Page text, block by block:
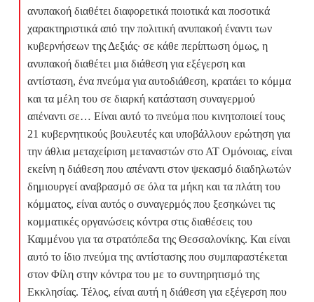
ανυπακοή διαθέτει διαφορετικά ποιοτικά και ποσοτικά
χαρακτηριστικά από την πολιτική ανυπακοή έναντι των
κυβερνήσεων της Δεξιάς· σε κάθε περίπτωση όμως, η
ανυπακοή διαθέτει μια διάθεση για εξέγερση και
αντίσταση, ένα πνεύμα για αυτοδιάθεση, κρατάει το κόμμα
και τα μέλη του σε διαρκή κατάσταση συναγερμού
απέναντι σε… Είναι αυτό το πνεύμα που κινητοποιεί τους
21 κυβερνητικούς βουλευτές και υποβάλλουν ερώτηση για
την άθλια μεταχείριση μεταναστών στο ΑΤ Ομόνοιας, είναι
εκείνη η διάθεση που απέναντι στον ψεκασμό διαδηλωτών
δημιουργεί αναβρασμό σε όλα τα μήκη και τα πλάτη του
κόμματος, είναι αυτός ο συναγερμός που ξεσηκώνει τις
κομματικές οργανώσεις κόντρα στις διαθέσεις του
Καμμένου για τα στρατόπεδα της Θεσσαλονίκης. Και είναι
αυτό το ίδιο πνεύμα της αντίστασης που συμπαραστέκεται
στον Φίλη στην κόντρα του με το συντηρητισμό της
Εκκλησίας. Τέλος, είναι αυτή η διάθεση για εξέγερση που